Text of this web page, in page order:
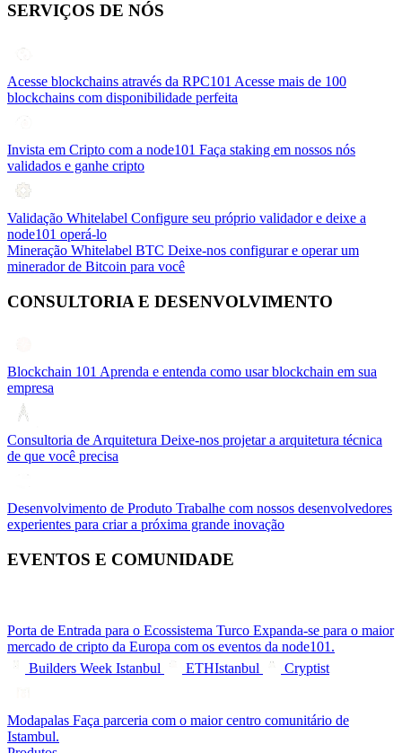
SERVIÇOS DE NÓS
Acesse blockchains através da RPC101 Acesse mais de 100
blockchains com disponibilidade perfeita
Invista em Cripto com a node101 Faça staking em nossos nós
validados e ganhe cripto
Validação Whitelabel Configure seu próprio validador e deixe a
node101 operá-lo
Mineração Whitelabel BTC Deixe-nos configurar e operar um
minerador de Bitcoin para você
CONSULTORIA E DESENVOLVIMENTO
Blockchain 101 Aprenda e entenda como usar blockchain em sua
empresa
Consultoria de Arquitetura Deixe-nos projetar a arquitetura técnica
de que você precisa
Desenvolvimento de Produto Trabalhe com nossos desenvolvedores
experientes para criar a próxima grande inovação
EVENTOS E COMUNIDADE
Porta de Entrada para o Ecossistema Turco Expanda-se para o maior
mercado de cripto da Europa com os eventos da node101.
Builders Week Istanbul
ETHIstanbul Cryptist
Modapalas Faça parceria com o maior centro comunitário de
Istambul.